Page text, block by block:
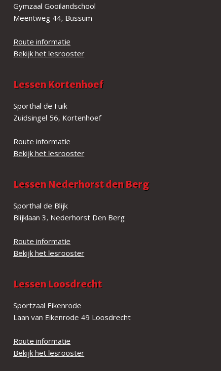
Gymzaal Gooilandschool
Meentweg 44, Bussum
Route informatie
Bekijk het lesrooster
Lessen Kortenhoef
Sporthal de Fuik
Zuidsingel 56, Kortenhoef
Route informatie
Bekijk het lesrooster
Lessen Nederhorst den Berg
Sporthal de Blijk
Blijklaan 3, Nederhorst Den Berg
Route informatie
Bekijk het lesrooster
Lessen Loosdrecht
Sportzaal Eikenrode
Laan van Eikenrode 49 Loosdrecht
Route informatie
Bekijk het lesrooster